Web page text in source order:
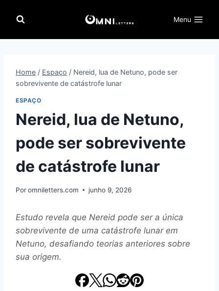
para
Menu
Home / Espaço / Nereid, lua de Netuno, pode ser
sobrevivente de catástrofe lunar
ESPAÇO
Nereid, lua de Netuno,
pode ser sobrevivente
de catástrofe lunar
Poromniletters.com junho 9, 2026
Estudo revela que Nereid pode ser a única
sobrevivente de uma catástrofe lunar em
Netuno, desafiando teorias anteriores sobre
sua origem.